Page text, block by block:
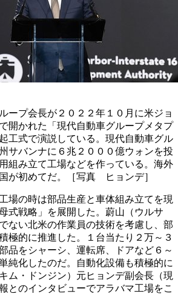
ープ会長が２０２２年１０月に米ジョ
開かれた「現代自動車グループメタプ
工式で演説している。現代自動車グル
サバンナに６兆２０００億ウォンを投
組み立て工場などを作っている。海外
が初めてだ。［写真 ヒョンデ］
場の時は部品生産と車体組み立てを現
式戦略」を展開した。蔚山（ウルサ
ない北米の作業員の技術を考慮し、部
極的に推進した。１台当たり２万～３
品をシャーシ、運転席、ドアなど６～
純化したのだ。自動化設備も積極的に
ム・ドンジン）元ヒョンデ副会長（現
とのインタビューでアラバマ工場をこ